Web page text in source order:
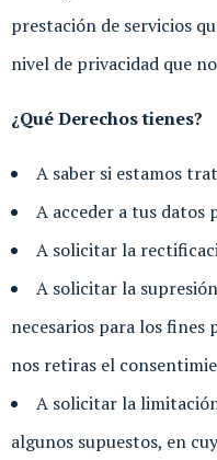
prestación de servicios
nivel de privacidad que
¿Qué Derechos tienes?
A saber si estamos
A acceder a tus datos
A solicitar la
A solicitar la
necesarios para los fines
nos retiras el
A solicitar la
algunos supuestos, en